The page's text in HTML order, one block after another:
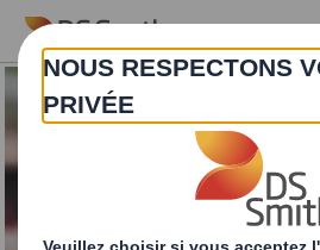
Skip to main content